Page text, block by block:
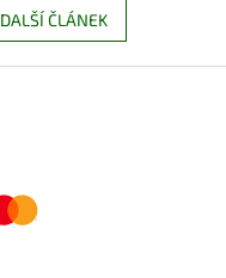
DALŠÍ ČLÁNEK